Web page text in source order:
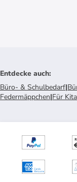
Entdecke auch:
Büro- & Schulbedarf|
Federmäppchen|Für